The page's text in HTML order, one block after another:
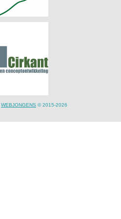
WEBJONGENS © 2015-2026